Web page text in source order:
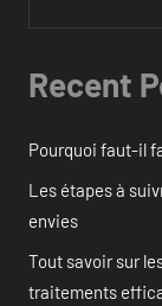
Recent
Pourquoi faut-il
Les étapes à
envies
Tout savoir sur
traitements